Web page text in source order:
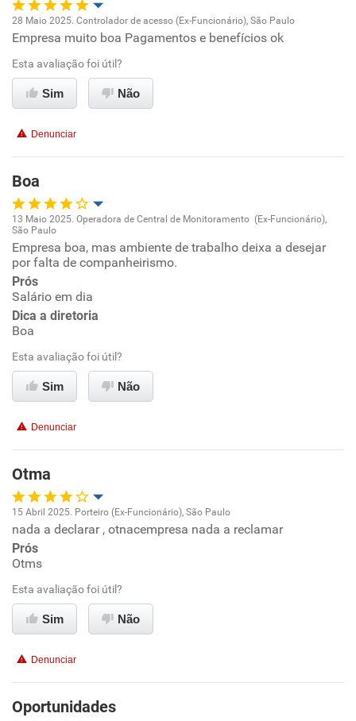
Oportunidade de promoção
Ambiente de trabalho
Benefícios
Recomenda esta empresa
Recomenda a diretoria
28 Maio 2025. Controlador de acesso (Ex-Funcionário), São Paulo
Empresa muito boa Pagamentos e benefícios ok
Esta avaliação foi útil?
Sim Não
Denunciar
Boa
Oportunidade de promoção
Ambiente de trabalho
Conciliação com a vida familiar
Benefícios
Recomenda esta empresa
Recomenda a diretoria
13 Maio 2025. Operadora de Central de Monitoramento (Ex-Funcionário),
São Paulo
Empresa boa, mas ambiente de trabalho deixa a desejar
por falta de companheirismo.
Prós
Salário em dia
Dica a diretoria
Boa
Esta avaliação foi útil?
Sim Não
Denunciar
Otma
Oportunidade de promoção
Ambiente de trabalho
Conciliação com a vida familiar
Recomenda a diretoria
15 Abril 2025. Porteiro (Ex-Funcionário), São Paulo
nada a declarar , otnacempresa nada a reclamar
Prós
Otms
Esta avaliação foi útil?
Sim Não
Denunciar
Oportunidades